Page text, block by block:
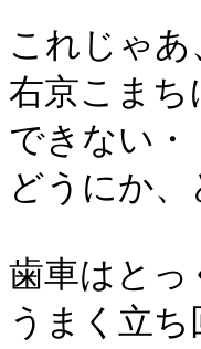
これじゃ
右京こまち
できない・
どうにか
歯車はとっ
うまく立